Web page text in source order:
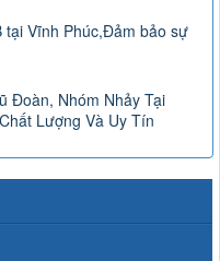
tại Vĩnh Phúc,Đảm bảo sự
Đoàn, Nhóm Nhảy Tại
Lượng Và Uy Tín